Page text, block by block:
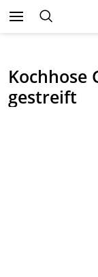
Kochhose
gestreift